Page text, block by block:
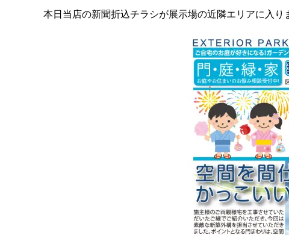
本日当店の新聞折込チラシが展示場の近隣エリアに入